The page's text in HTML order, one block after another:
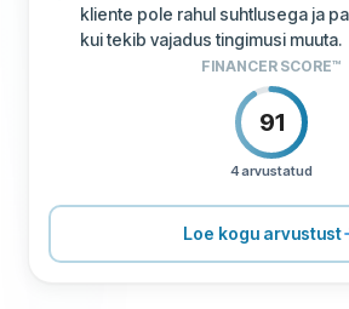
kliente pole rahul suhtlusega ja
kui tekib vajadus tingimusi muuta.
FINANCER SCORE™
91
4 arvustatud
TINGIMUSED
Loe kogu arvustust